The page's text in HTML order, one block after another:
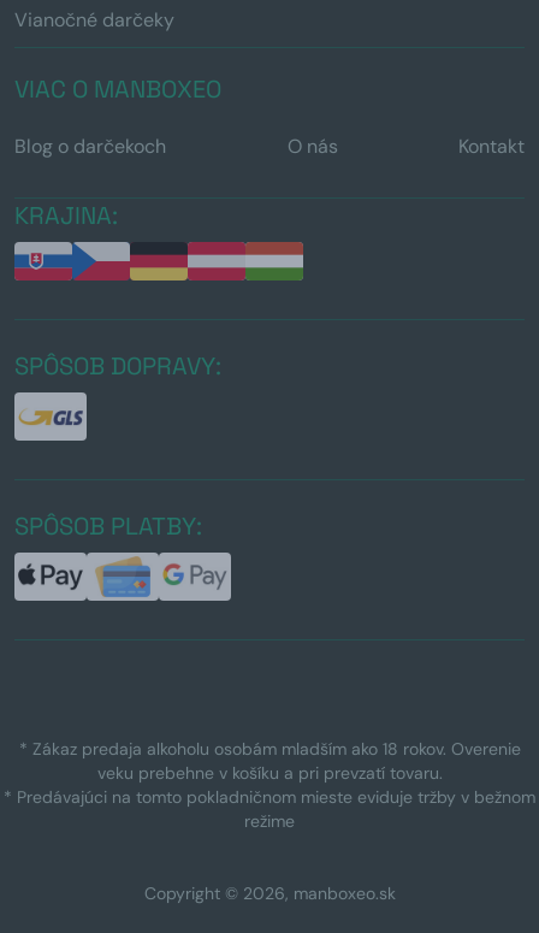
Vianočné darčeky
VIAC O MANBOXEO
Blog o darčekoch O nás Kontakt
KRAJINA:
SPÔSOB DOPRAVY:
SPÔSOB PLATBY:
* Zákaz predaja alkoholu osobám mladším ako 18 rokov. Overenie
veku prebehne v košíku a pri prevzatí tovaru.
* Predávajúci na tomto pokladničnom mieste eviduje tržby v bežnom
režime
Copyright © 2026, manboxeo.sk